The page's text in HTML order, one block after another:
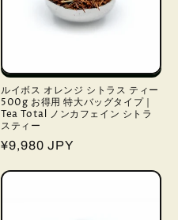
ルイボス オレンジ シトラス ティー
500g お得用 特大バッグタイプ｜
Tea Total ノンカフェイン シトラ
スティー
通
価
¥9,980 JPY